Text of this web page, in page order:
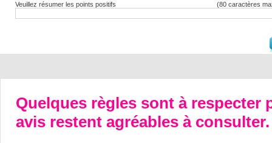
Veuillez résumer les points positifs (80 caractères
Quelques règles sont à respecter
avis restent agréables à consulter.